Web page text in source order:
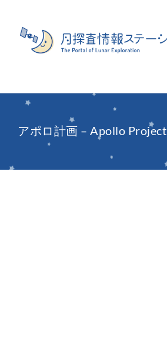
content
…
アポロ計画 – Apollo Project